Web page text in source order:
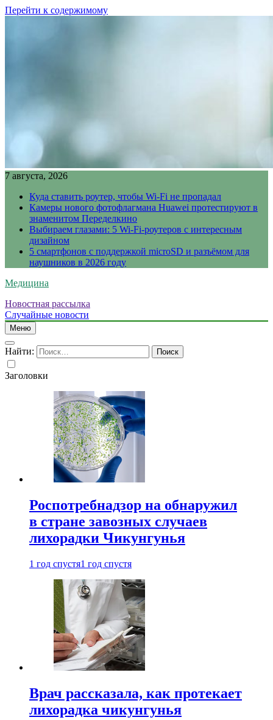
Перейти к содержимому
7 августа, 2026
Куда ставить роутер, чтобы Wi-Fi не пропадал
Камеры нового фотофлагмана Huawei протестируют в
знаменитом Переделкино
Выбираем глазами: 5 Wi-Fi-роутеров с интересным
дизайном
5 смартфонов с поддержкой microSD и разъёмом для
наушников в 2026 году
Медицина
Новостная рассылка
Случайные новости
Меню
Найти:
Заголовки
Роспотребнадзор на обнаружил
в стране завозных случаев
лихорадки Чикунгунья
1 год спустя1 год спустя
Врач рассказала, как протекает
лихорадка чикунгунья